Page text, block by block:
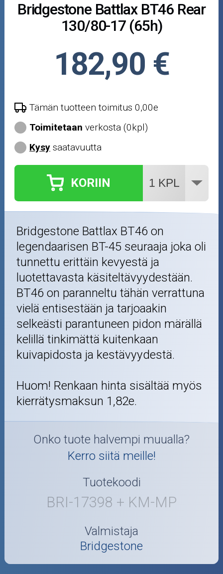
Öljyt ja kemikaalit
Outlet-tuotteet
Bridgestone Battlax BT46 Rear
130/80-17 (65h)
182,90 €
Tämän tuotteen toimitus 0,00e
Toimitetaan verkosta (0kpl)
Kysy saatavuutta
KORIIN
Bridgestone Battlax BT46 on
legendaarisen BT-45 seuraaja joka oli
tunnettu erittäin kevyestä ja
luotettavasta käsiteltävyydestään.
BT46 on paranneltu tähän verrattuna
vielä entisestään ja tarjoaakin
selkeästi parantuneen pidon märällä
kelillä tinkimättä kuitenkaan
kuivapidosta ja kestävyydestä.
Huom! Renkaan hinta sisältää myös
kierrätysmaksun 1,82e.
Onko tuote halvempi muualla?
Kerro siitä meille!
Tuotekoodi
BRI-17398 + KM-MP
Valmistaja
Bridgestone